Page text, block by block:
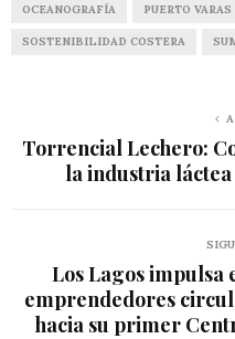
OCEANOGRAFÍA PUERTO VARAS
SOSTENIBILIDAD COSTERA
Torrencial Lechero:
la industria
Los Lagos impulsa
emprendedores
hacia su primer